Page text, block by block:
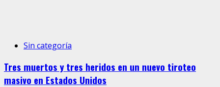
Sin categoría
Tres muertos y tres heridos en un nuevo tiroteo
masivo en Estados Unidos